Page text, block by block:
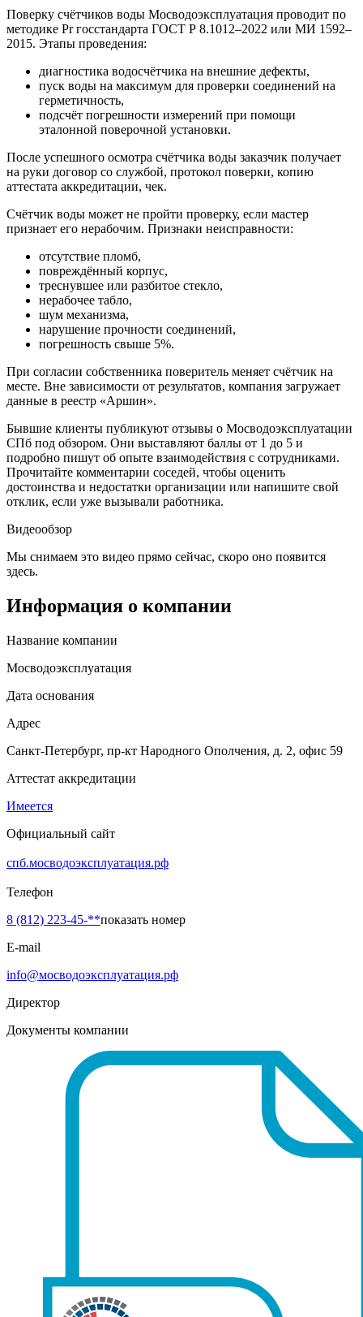
Поверку счётчиков воды Мосводоэксплуатация проводит по
методике Pr госстандарта ГОСТ Р 8.1012–2022 или МИ 1592–
2015. Этапы проведения:
диагностика водосчётчика на внешние дефекты,
пуск воды на максимум для проверки соединений на
герметичность,
подсчёт погрешности измерений при помощи
эталонной поверочной установки.
После успешного осмотра счётчика воды заказчик получает
на руки договор со службой, протокол поверки, копию
аттестата аккредитации, чек.
Счётчик воды может не пройти проверку, если мастер
признает его нерабочим. Признаки неисправности:
отсутствие пломб,
повреждённый корпус,
треснувшее или разбитое стекло,
нерабочее табло,
шум механизма,
нарушение прочности соединений,
погрешность свыше 5%.
При согласии собственника поверитель меняет счётчик на
месте. Вне зависимости от результатов, компания загружает
данные в реестр «Аршин».
Бывшие клиенты публикуют отзывы о Мосводоэксплуатации
СПб под обзором. Они выставляют баллы от 1 до 5 и
подробно пишут об опыте взаимодействия с сотрудниками.
Прочитайте комментарии соседей, чтобы оценить
достоинства и недостатки организации или напишите свой
отклик, если уже вызывали работника.
Видеообзор
Мы снимаем это видео прямо сейчас, скоро оно появится
здесь.
Информация о компании
Название компании
Мосводоэксплуатация
Дата основания
Адрес
Санкт-Петербург, пр-кт Народного Ополчения, д. 2, офис 59
Аттестат аккредитации
Имеется
Официальный сайт
спб.мосводоэксплуатация.рф
Телефон
8 (812) 223-45-**показать номер
E-mail
info@мосводоэксплуатация.рф
Директор
Документы компании